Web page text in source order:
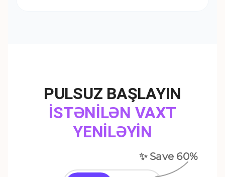
PULSUZ BAŞLAYIN
İSTƏNİLƏN VAXT
YENİLƏYİN
✨ Save 60%